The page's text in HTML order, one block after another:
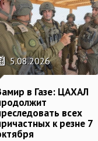
5.08.2026
в Газе: ЦАХАЛ
всех
к резне 7